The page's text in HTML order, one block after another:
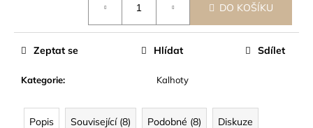
DO KOŠÍKU
Kategorie: Kalhoty
Zeptat se Hlídat Sdílet
Popis Související (8) Podobné (8) Diskuze